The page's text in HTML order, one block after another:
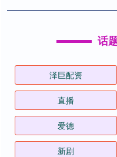
话
泽巨配资
直播
爱德
新剧